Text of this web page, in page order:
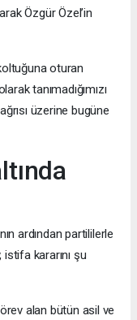
Özgür Özel’in
oturan
tanımadığımızı
üzerine bugüne
ardından partililerle
istifa kararını şu
alan bütün asil ve